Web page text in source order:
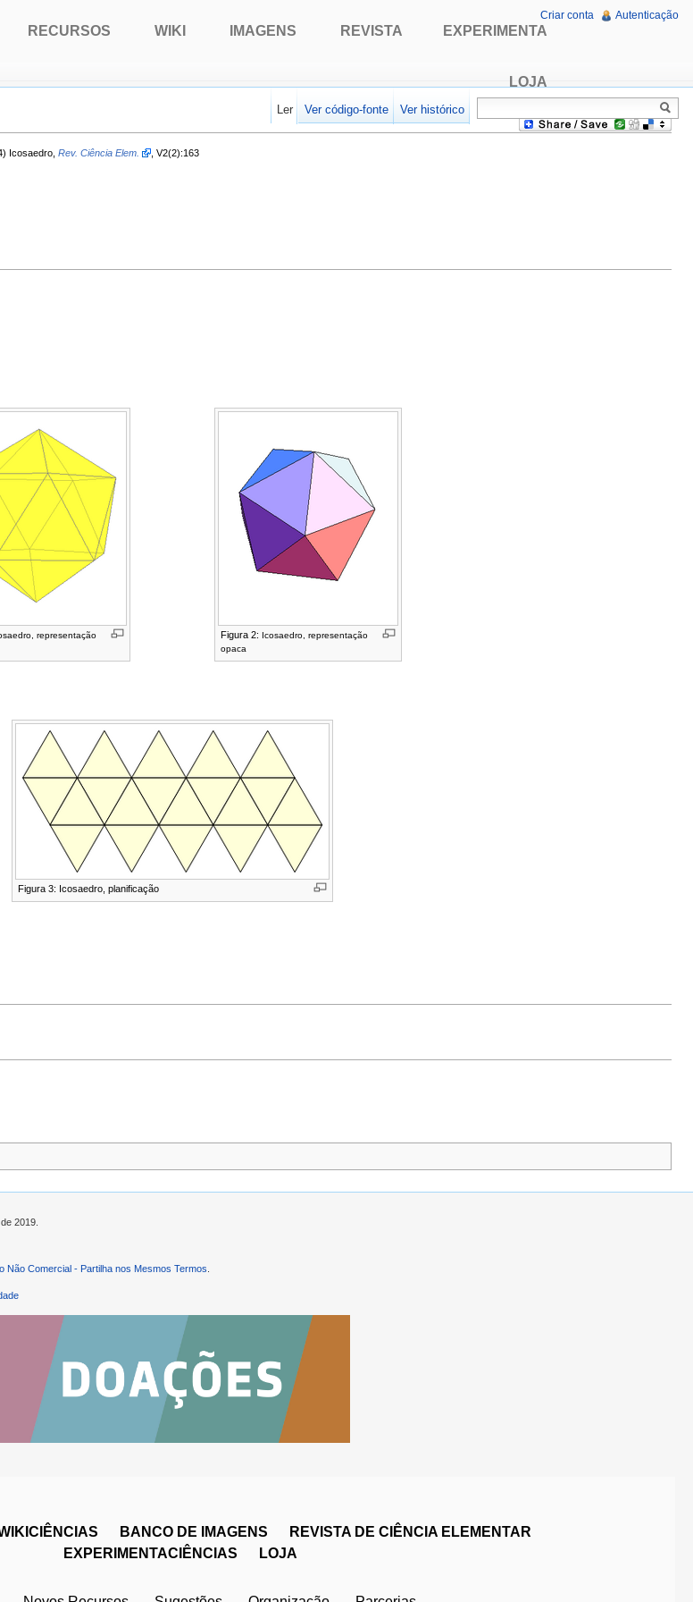
Icosaedro, Rev. Ciência Elem.
, V2(2):163
representação
Figura 2: Icosaedro, representação
opaca
Figura 3: Icosaedro, planificação
RECURSOS WIKI IMAGENS REVISTA EXPERIMENTA
LOJA
Criar conta Autenticação
Ler Ver código-fonte Ver histórico
2019.
Não Comercial - Partilha nos Mesmos Termos
BANCO DE IMAGENS
REVISTA DE CIÊNCIA ELEMENTAR
EXPERIMENTACIÊNCIAS
LOJA